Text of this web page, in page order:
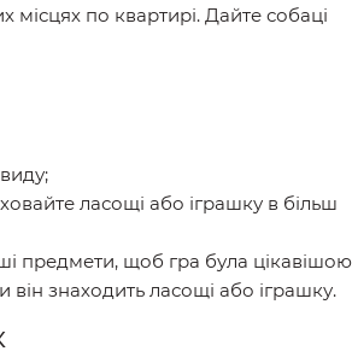
місцях по квартирі. Дайте собаці
ласощі або іграшку в більш
предмети, щоб гра була
він знаходить ласощі або іграшку.